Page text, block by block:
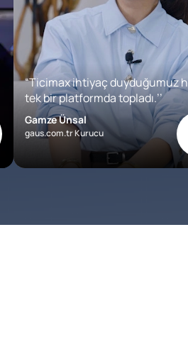
“Ticimax ihtiyaç duyduğumuz
tek bir platformda topladı.’’
Gamze Ünsal
gaus.com.tr Kurucu